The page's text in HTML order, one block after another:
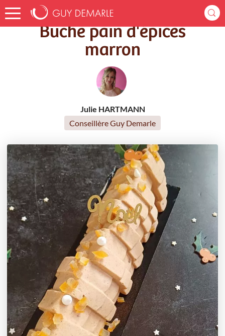
Accueil Recettes Bûche pain d'épices marron
Bûche pain d'épices
marron
Julie HARTMANN
Conseillère Guy Demarle